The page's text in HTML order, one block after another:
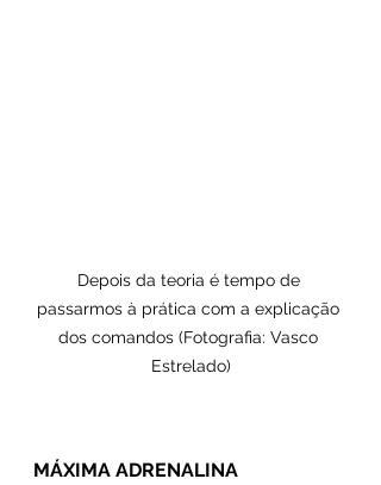
Depois da teoria é tempo de
passarmos à prática com a explicação
dos comandos (Fotografia: Vasco
Estrelado)
MÁXIMA ADRENALINA